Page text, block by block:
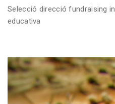
Selecció direcció fundraising
educativa